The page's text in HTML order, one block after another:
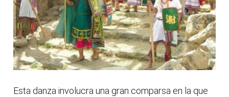
Esta danza involucra una gran comparsa en la que